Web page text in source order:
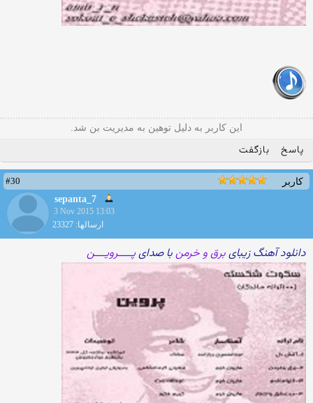
این کاربر به دلیل توهین به مدیریت بن شد.
پاسخ بازگفت
کاربر
#30
sepanta_7
3 Nov 2015 13:03
ارسالها: 23327
دانلود آهنگ زیبایبرق و خرمنبا صدایپـــــرویــــن